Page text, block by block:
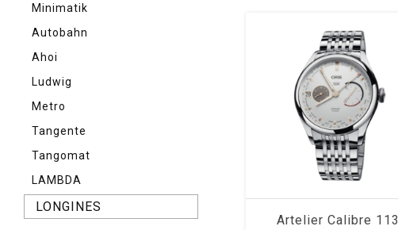
Minimatik
Autobahn
Ahoi
Ludwig
Metro
Tangente
Tangomat
LAMBDA
LONGINES
Artelier Calibre 113